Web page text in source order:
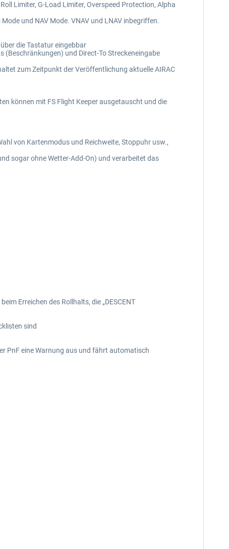
Limiter, G-Load Limiter, Overspeed Protection, Alpha
und NAV Mode. VNAV und LNAV inbegriffen.
die Tastatur eingebbar
(Beschränkungen) und Direct-To Streckeneingabe
zum Zeitpunkt der Veröffentlichung aktuelle AIRAC
können mit FS Flight Keeper ausgetauscht und die
von Kartenmodus und Reichweite, Stoppuhr usw.,
sogar ohne Wetter-Add-On) und verarbeitet das
Erreichen des Rollhalts, die „DESCENT
sind
PnF eine Warnung aus und fährt automatisch